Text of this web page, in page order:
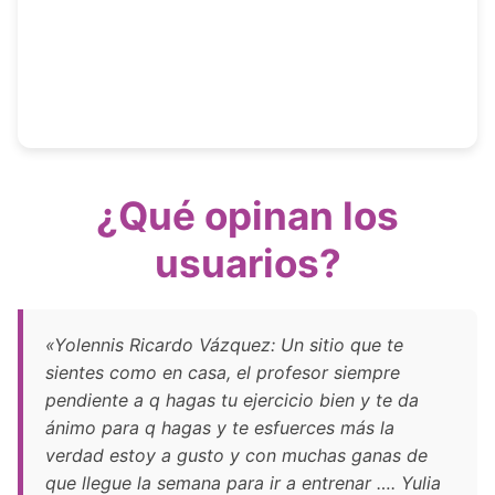
¿Qué opinan los
usuarios?
«Yolennis Ricardo Vázquez: Un sitio que te
sientes como en casa, el profesor siempre
pendiente a q hagas tu ejercicio bien y te da
ánimo para q hagas y te esfuerces más la
verdad estoy a gusto y con muchas ganas de
que llegue la semana para ir a entrenar …. Yulia